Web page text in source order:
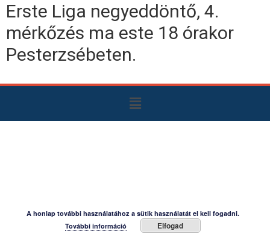
Erste Liga negyeddöntő, 4.
mérkőzés ma este 18 órakor
Pesterzsébeten.
A honlap további használatához a sütik használatát el kell fogadni.
További információ
Elfogad